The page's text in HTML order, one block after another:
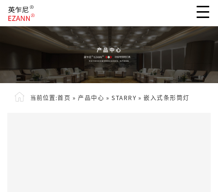
当前位置:首页 » 产品中心 » STARRY » 嵌入式条形筒灯